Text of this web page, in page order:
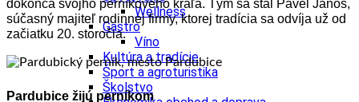
Wellness
Gastro
Víno
Kultúra a tradície
Šport a agroturistika
Školstvo
dokonca svojho perníkového kráľa. Tým sa stal Pavel Janoš,
súčasný majiteľ rodinnej firmy, ktorej tradícia sa odvíja už od
začiatku 20. storočia.
Pardubice žijú perníkom